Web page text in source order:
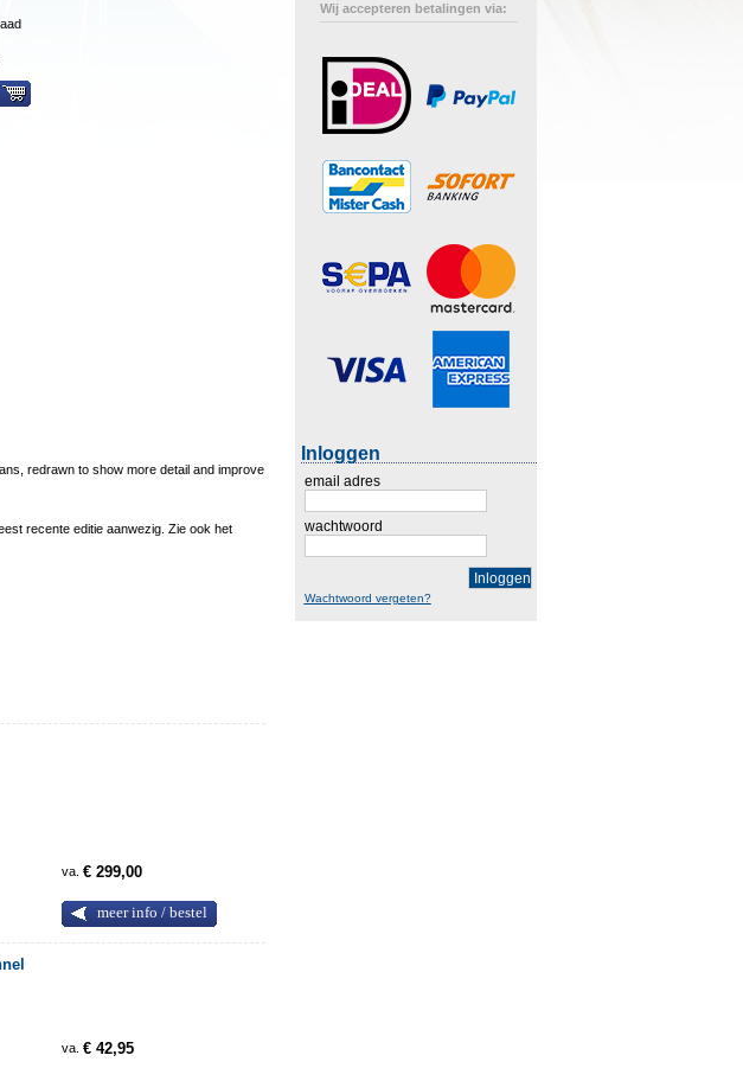
redrawn to show more detail and improve
recente editie aanwezig. Zie ook het
va.€ 299,00
meer info / bestel
va.€ 42,95
Wij accepteren betalingen via:
Inloggen
email adres
wachtwoord
Inloggen
Wachtwoord vergeten?